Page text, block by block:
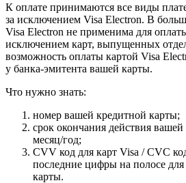
К оплате принимаются все виды
за исключением Visa Electron. В
Visa Electron не применима для
исключением карт, выпущенных
возможность оплаты картой Visa
у банка-эмитента вашей карты.
Что нужно знать:
номер вашей кредитной карты;
cрок окончания действия
месяц/год;
CVV код для карт Visa / CVC
последние цифры на полосе
карты.